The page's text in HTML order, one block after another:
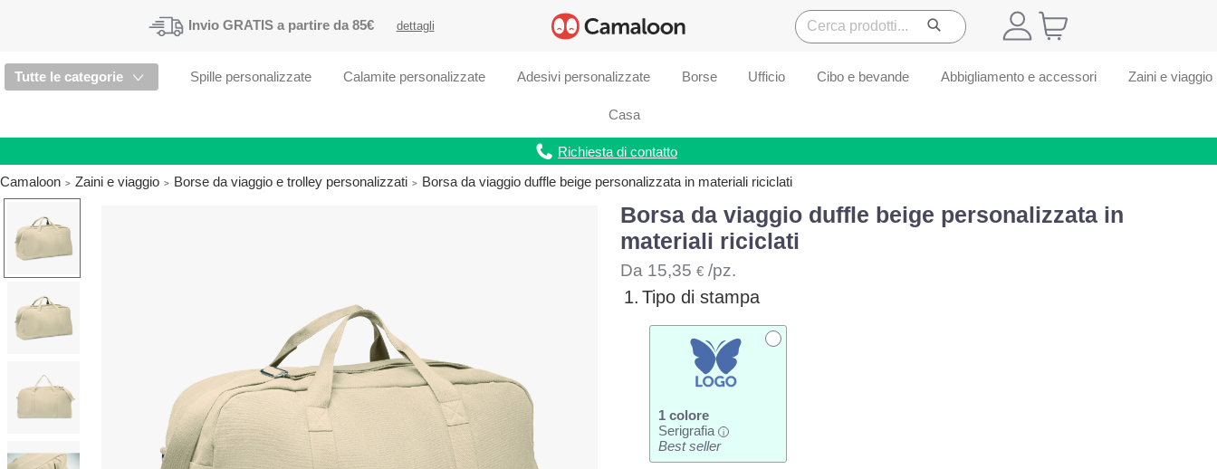
Invio GRATIS a partire da 85€ dettagli
Tutte le categorie Spille personalizzate Calamite personalizzate Adesivi personalizzate Borse Ufficio Cibo e bevande Abbigliamento e accessori Zaini e viaggio
Casa
Richiesta di contatto
Camaloon
Zaini e viaggio Borse da viaggio e trolley personalizzati Borsa da viaggio duffle beige personalizzata in materiali riciclati
Borsa da viaggio duffle beige personalizzata in
materiali riciclati
Da 15,35 €/pz.
1. Tipo di stampa
1 colore
Serigrafia
i
Best seller